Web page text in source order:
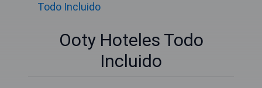
Todo Incluido
Ooty Hoteles Todo
Incluido